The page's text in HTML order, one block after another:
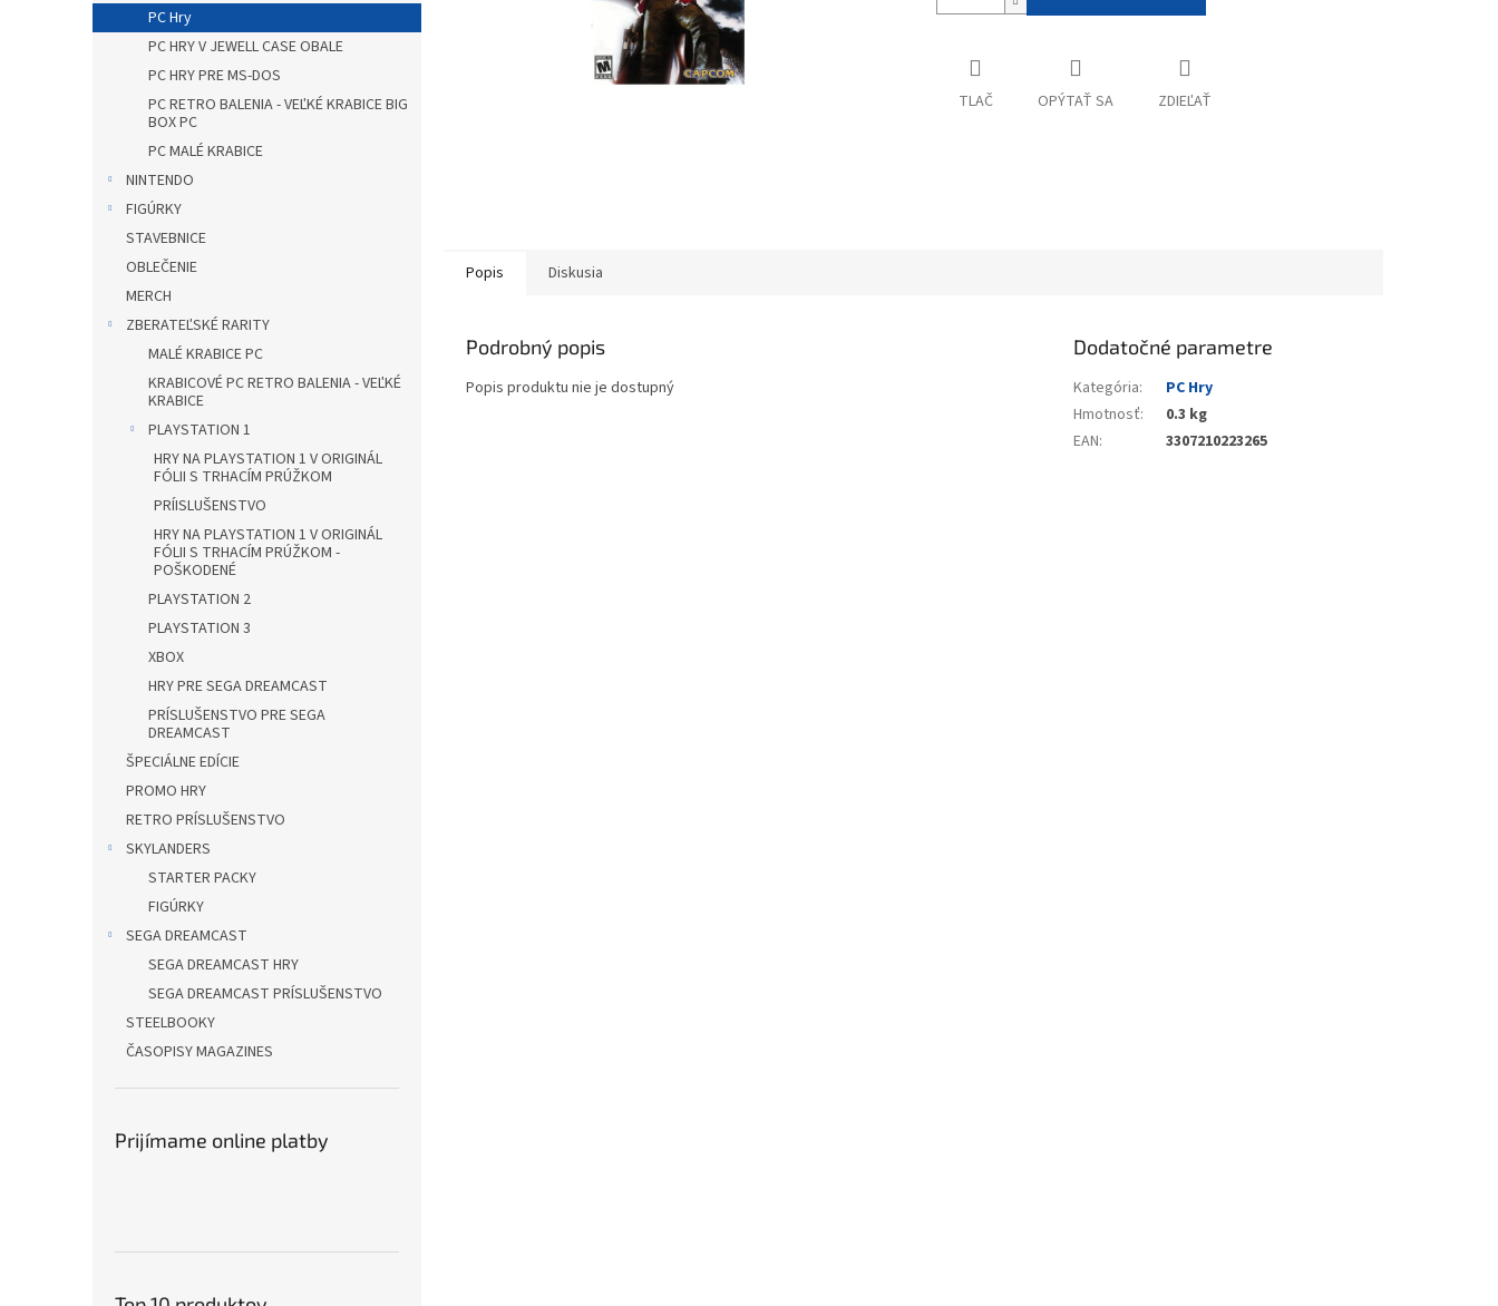
PC Hry
PC HRY V JEWELL CASE OBALE
PC HRY PRE MS-DOS
PC RETRO BALENIA - VEĽKÉ KRABICE BIG
BOX PC
PC MALÉ KRABICE
NINTENDO
FIGÚRKY
STAVEBNICE
OBLEČENIE
MERCH
ZBERATEĽSKÉ RARITY
MALÉ KRABICE PC
KRABICOVÉ PC RETRO BALENIA - VEĽKÉ
KRABICE
PLAYSTATION 1
HRY NA PLAYSTATION 1 V ORIGINÁL
FÓLII S TRHACÍM PRÚŽKOM
PRÍISLUŠENSTVO
HRY NA PLAYSTATION 1 V ORIGINÁL
FÓLII S TRHACÍM PRÚŽKOM -
POŠKODENÉ
PLAYSTATION 2
PLAYSTATION 3
XBOX
HRY PRE SEGA DREAMCAST
PRÍSLUŠENSTVO PRE SEGA
DREAMCAST
ŠPECIÁLNE EDÍCIE
PROMO HRY
RETRO PRÍSLUŠENSTVO
SKYLANDERS
STARTER PACKY
FIGÚRKY
SEGA DREAMCAST
SEGA DREAMCAST HRY
SEGA DREAMCAST PRÍSLUŠENSTVO
STEELBOOKY
ČASOPISY MAGAZINES
Prijímame online platby
TLAČ OPÝTAŤ SA ZDIEĽAŤ
Popis Diskusia
Podrobný popis
Popis produktu nie je dostupný
Dodatočné parametre
Kategória:
PC Hry
Hmotnosť:
0.3 kg
EAN: 3307210223265